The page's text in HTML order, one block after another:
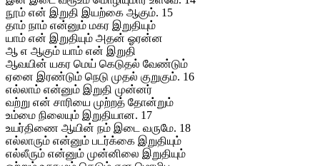
நூம் என் இறுதி இயற்கை ஆகும். 15
தாம் நாம் என்னும் மகர இறுதியும்
யாம் என் இறுதியும் அதன் ஓரன்ன
ஆ எ ஆகும் யாம் என் இறுதி
ஆவயின் யகர மெய் கெடுதல் வேண்டும்
ஏனை இரண்டும் நெடு முதல் குறுகும். 16
எல்லாம் என்னும் இறுதி முன்னர்
வற்று என் சாரியை முற்றத் தோன்றும்
உம்மை நிலையும் இறுதியான. 17
உயர்திணை ஆயின் நம் இடை வருமே. 18
எல்லாரும் என்னும் படர்க்கை இறுதியும்
எல்லீரும் என்னும் முன்னிலை இறுதியும்